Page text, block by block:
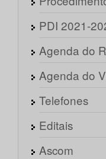
PDI 2021-
Agenda do
Agenda do
Telefones
Editais
Ascom